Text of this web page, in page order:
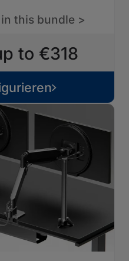
this bundle >
to €318